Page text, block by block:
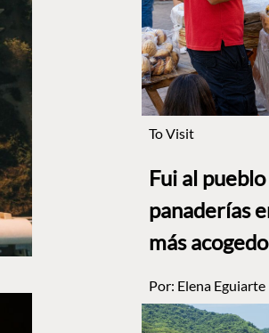
To Visit
Fui al
panaderías
más
Por: Elena Eguiarte